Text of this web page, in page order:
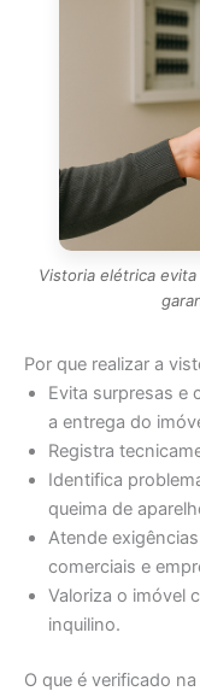
Vistoria elétrica
Por que realizar a
Evita surpresas e
a entrega do
Registra
Identifica
queima de
Atende
comerciais e
Valoriza o imóvel
inquilino.
O que é verificado